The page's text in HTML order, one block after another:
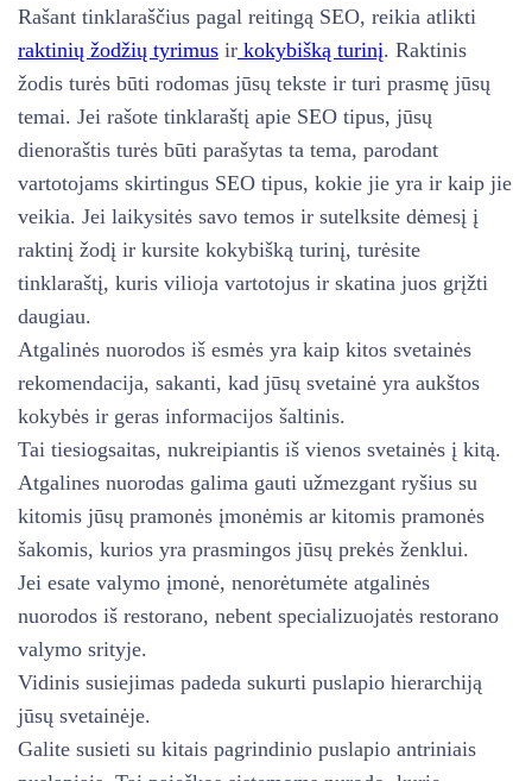
Rašant tinklaraščius pagal reitingą SEO, reikia atlikti
raktinių žodžių tyrimus ir kokybišką turinį. Raktinis
žodis turės būti rodomas jūsų tekste ir turi prasmę jūsų
temai. Jei rašote tinklaraštį apie SEO tipus, jūsų
dienoraštis turės būti parašytas ta tema, parodant
vartotojams skirtingus SEO tipus, kokie jie yra ir kaip jie
veikia. Jei laikysitės savo temos ir sutelksite dėmesį į
raktinį žodį ir kursite kokybišką turinį, turėsite
tinklaraštį, kuris vilioja vartotojus ir skatina juos grįžti
daugiau.
Atgalinės nuorodos iš esmės yra kaip kitos svetainės
rekomendacija, sakanti, kad jūsų svetainė yra aukštos
kokybės ir geras informacijos šaltinis.
Tai tiesiogsaitas, nukreipiantis iš vienos svetainės į kitą.
Atgalines nuorodas galima gauti užmezgant ryšius su
kitomis jūsų pramonės įmonėmis ar kitomis pramonės
šakomis, kurios yra prasmingos jūsų prekės ženklui.
Jei esate valymo įmonė, nenorėtumėte atgalinės
nuorodos iš restorano, nebent specializuojatės restorano
valymo srityje.
Vidinis susiejimas padeda sukurti puslapio hierarchiją
jūsų svetainėje.
Galite susieti su kitais pagrindinio puslapio antriniais